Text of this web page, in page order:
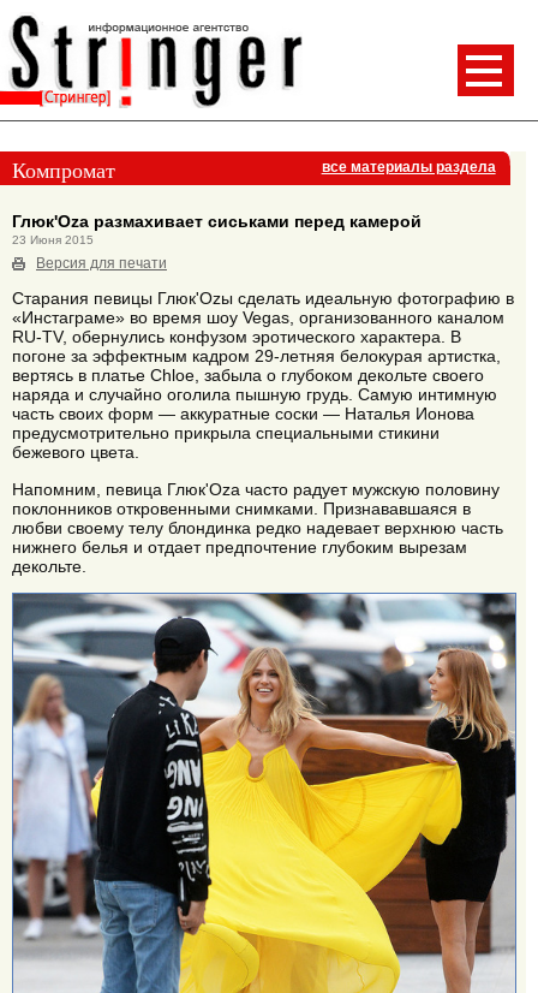
Компромат все материалы раздела
Глюк'Oza размахивает сиськами перед камерой
23 Июня 2015
Версия для печати
Старания певицы Глюк'Ozы сделать идеальную фотографию в
«Инстаграме» во время шоу Vegas, организованного каналом
RU-TV, обернулись конфузом эротического характера. В
погоне за эффектным кадром 29-летняя белокурая артистка,
вертясь в платье Chloe, забыла о глубоком декольте своего
наряда и случайно оголила пышную грудь. Самую интимную
часть своих форм — аккуратные соски — Наталья Ионова
предусмотрительно прикрыла специальными стикини
бежевого цвета.
Напомним, певица Глюк'Oza часто радует мужскую половину
поклонников откровенными снимками. Признававшаяся в
любви своему телу блондинка редко надевает верхнюю часть
нижнего белья и отдает предпочтение глубоким вырезам
декольте.